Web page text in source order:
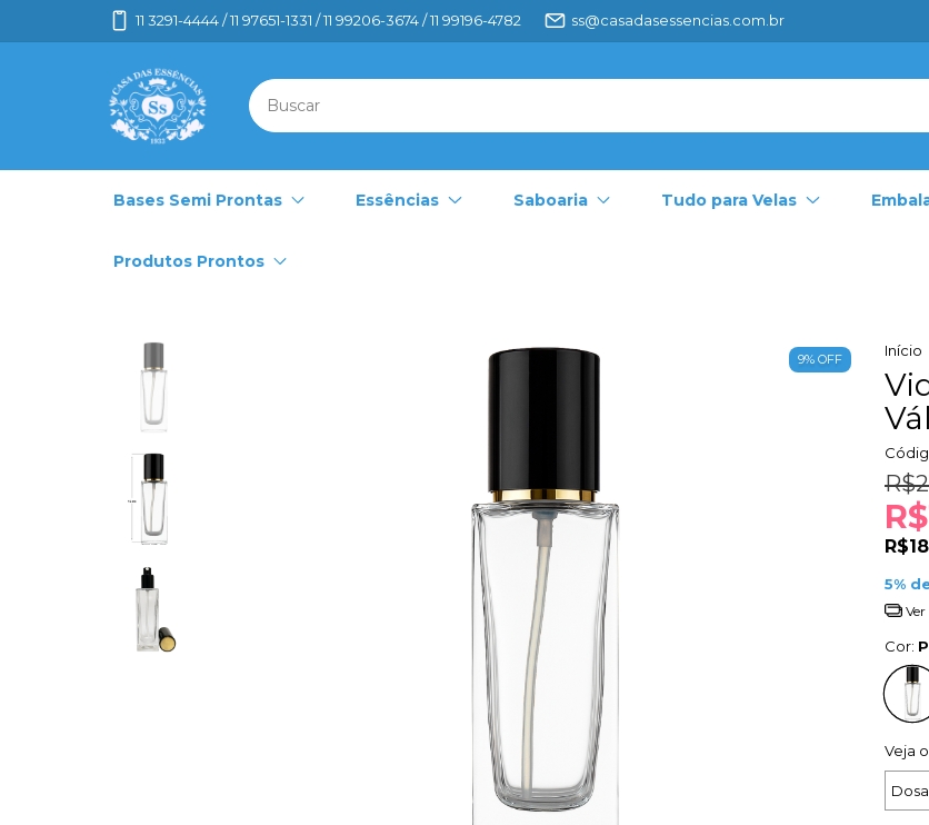
11 3291-4444 / 11 97651-1331 / 11 99206-3674 / 11 99196-4782 ss@casadasessencias.com.br
Bases Semi Prontas Essências Saboaria Tudo para Velas
Produtos Prontos
9% OFF Início
5%
Ver
Cor:
Veja